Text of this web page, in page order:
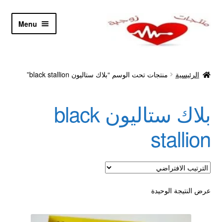
Skip
Skip
Menu
أدوية تكبير و تضخيم العضو
اتصل بنا
اتمام الطلب
ادوية تخسيس
اكسسوارات مثيره
الرئيسية منتجات تحت الوسم “بلاك ستاليون black stallion”
بلاك ستاليون black
stallion
عرض النتيجة الوحيدة